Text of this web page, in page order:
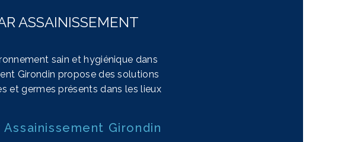
ASSAINISSEMENT
sain et hygiénique dans
Girondin propose des solutions
et germes présents dans les lieux
Girondin